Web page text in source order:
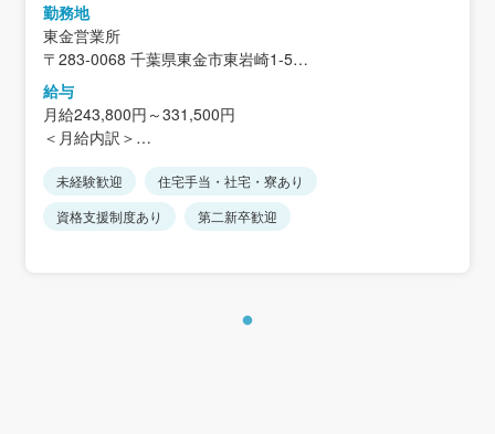
勤務地
東金営業所
〒283-0068 千葉県東金市東岩崎1-5
＜アクセス＞
「東金」駅から徒歩4分
★千葉県限定の正社員募集です。
勤務地は千葉県内の各支店になります（希望をお聞かせく
ださい）
給与
月給243,800円～331,500円
＜月給内訳＞
※上記は千葉県の場合です
※超過勤務手当、通勤手当等は別途支給
未経験歓迎
住宅手当・社宅・寮あり
資格支援制度あり
第二新卒歓迎